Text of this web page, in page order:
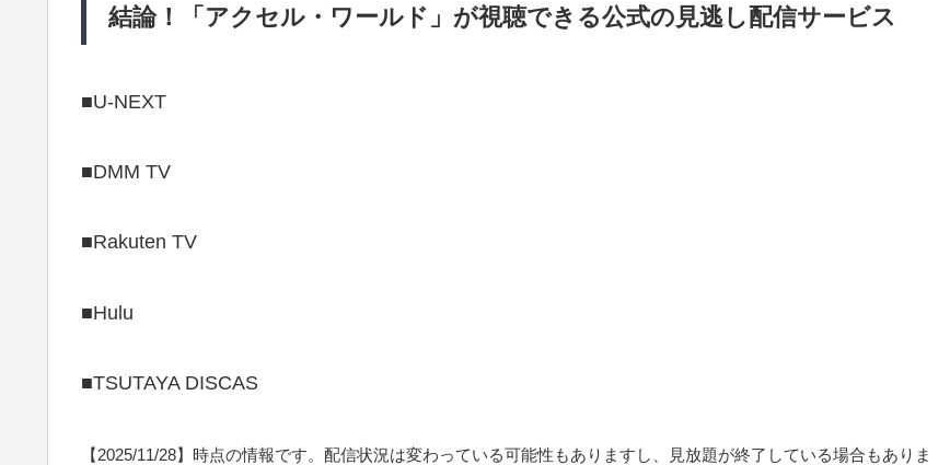
結論！「アクセル・ワールド」が視聴できる公式の見逃し配信サービス
■U-NEXT
■DMM TV
■Rakuten TV
■Hulu
■TSUTAYA DISCAS
【2025/11/28】時点の情報です。配信状況は変わっている可能性もありますし、見放題が終了している場合もありま